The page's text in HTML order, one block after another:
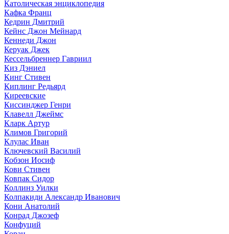
Католическая энциклопедия
Кафка Франц
Кедрин Дмитрий
Кейнс Джон Мейнард
Кеннеди Джон
Керуак Джек
Кессельбреннер Гавриил
Киз Дэниел
Кинг Стивен
Киплинг Редьярд
Киреевские
Киссинджер Генри
Клавелл Джеймс
Кларк Артур
Климов Григорий
Клулас Иван
Ключевский Василий
Кобзон Иосиф
Кови Стивен
Ковпак Сидор
Коллинз Уилки
Колпакиди Александр Иванович
Кони Анатолий
Конрад Джозеф
Конфуций